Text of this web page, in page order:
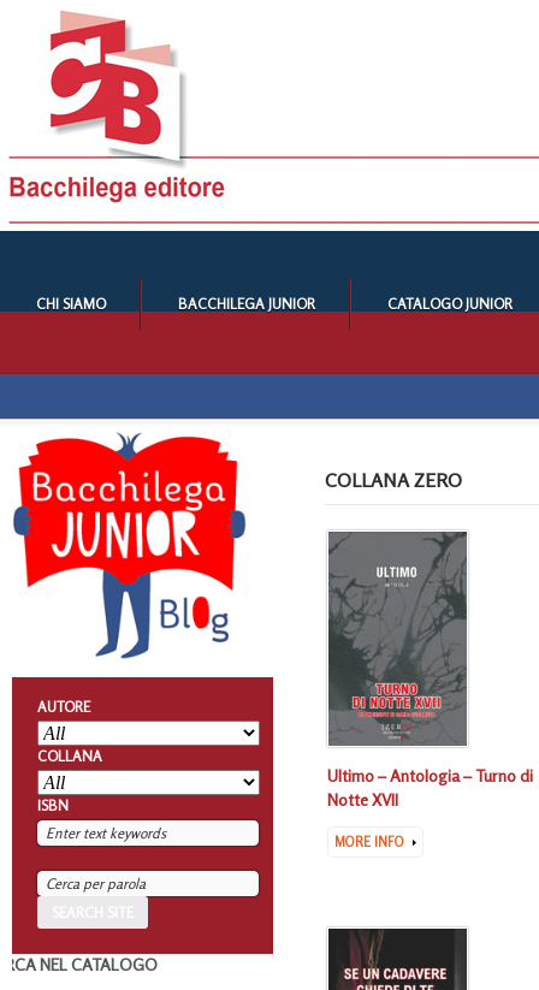
CHI SIAMO BACCHILEGA JUNIOR CATALOGO JUNIOR
COLLANA ZERO
Ultimo – Antologia – Turno di
Notte XVII
MORE INFO
AUTORE
COLLANA
ISBN
NEL CATALOGO